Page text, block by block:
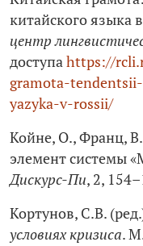
китайского языка
центр
доступаhttps://
gramota-
yazyka-v-rossii/
Койне, О., Франц,
элемент системы
Дискурс-Пи, 2,
Кортунов, С.В.
условиях кризиса.